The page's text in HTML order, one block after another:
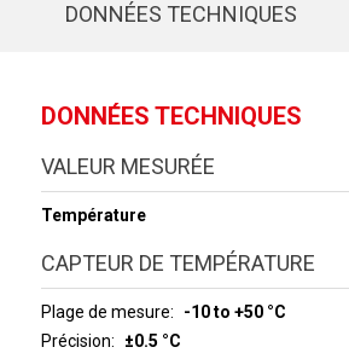
DONNÉES TECHNIQUES
DONNÉES TECHNIQUES
VALEUR MESURÉE
Température
CAPTEUR DE TEMPÉRATURE
Plage de mesure
-10 to +50 °C
Précision
±0.5 °C